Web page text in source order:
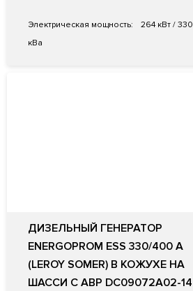
Электрическая мощность:
264 кВт / 330
кВа
ДИЗЕЛЬНЫЙ ГЕНЕРАТОР
ENERGOPROM ESS 330/400 A
(LEROY SOMER) В КОЖУХЕ НА
ШАССИ С АВР DC09072A02-14